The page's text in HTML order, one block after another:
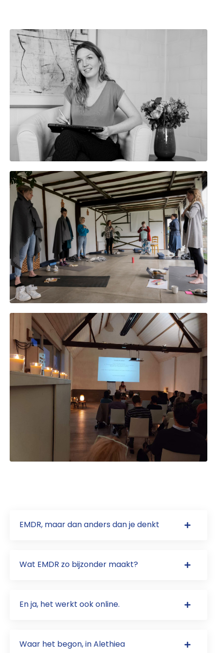
EMDR, maar dan anders dan je denkt
Wat EMDR zo bijzonder maakt?
En ja, het werkt ook online.
Waar het begon, in Alethiea